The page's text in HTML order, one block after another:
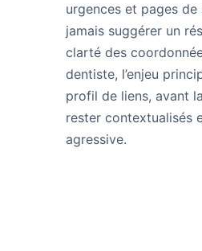
urgences et pages
jamais suggérer un
clarté des
dentiste, l’enjeu
profil de liens, avant
rester contextualisés
agressive.